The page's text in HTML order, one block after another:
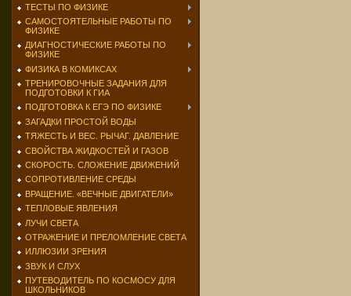
ТЕСТЫ ПО ФИЗИКЕ
САМОСТОЯТЕЛЬНЫЕ РАБОТЫ ПО
ФИЗИКЕ
ДИАГНОСТИЧЕСКИЕ РАБОТЫ ПО
ФИЗИКЕ
ФИЗИКА В КОМИКСАХ
ТРЕНИРОВОЧНЫЕ ЗАДАНИЯ ДЛЯ
ПОДГОТОВКИ К ГИА
ПОДГОТОВКА К ЕГЭ ПО ФИЗИКЕ
ЗАГАДКИ ПРОСТОЙ ВОДЫ
ТЯЖЕСТЬ И ВЕС. РЫЧАГ. ДАВЛЕНИЕ
СВОЙСТВА ЖИДКОСТЕЙ И ГАЗОВ
СКОРОСТЬ. СЛОЖЕНИЕ ДВИЖЕНИЙ
СОПРОТИВЛЕНИЕ СРЕДЫ
ВРАЩЕНИЕ. «ВЕЧНЫЕ ДВИГАТЕЛИ»
ТЕПЛОВЫЕ ЯВЛЕНИЯ
ЛУЧИ СВЕТА
ОТРАЖЕНИЕ И ПРЕЛОМЛЕНИЕ СВЕТА
ИЛЛЮЗИИ ЗРЕНИЯ
ЗВУК И СЛУХ
ПУТЕВОДИТЕЛЬ ПО КОСМОСУ ДЛЯ
ШКОЛЬНИКОВ